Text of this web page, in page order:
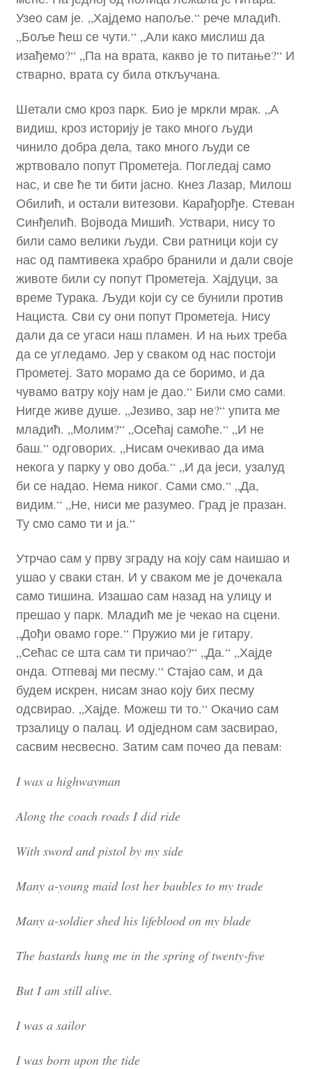
Узео сам је. „Хајдемо напоље.“ рече младић.
„Боље ћеш се чути.“ „Али како мислиш да
изађемо?“ „Па на врата, какво је то питање?“ И
стварно, врата су била откључана.
Шетали смо кроз парк. Био је мркли мрак. „А
видиш, кроз историју је тако много људи
чинило добра дела, тако много људи се
жртвовало попут Прометеја. Погледај само
нас, и све ће ти бити јасно. Кнез Лазар, Милош
Обилић, и остали витезови. Карађорђе. Стеван
Синђелић. Војвода Мишић. Уствари, нису то
били само велики људи. Сви ратници који су
нас од памтивека храбро бранили и дали своје
животе били су попут Прометеја. Хајдуци, за
време Турака. Људи који су се бунили против
Нациста. Сви су они попут Прометеја. Нису
дали да се угаси наш пламен. И на њих треба
да се угледамо. Јер у сваком од нас постоји
Прометеј. Зато морамо да се боримо, и да
чувамо ватру коју нам је дао.“ Били смо сами.
Нигде живе душе. „Језиво, зар не?“ упита ме
младић. „Молим?“ „Осећај самоће.“ „И не
баш.“ одговорих. „Нисам очекивао да има
некога у парку у ово доба.“ „И да јеси, узалуд
би се надао. Нема никог. Сами смо.“ „Да,
видим.“ „Не, ниси ме разумео. Град је празан.
Ту смо само ти и ја.“
Утрчао сам у прву зграду на коју сам наишао и
ушао у сваки стан. И у сваком ме је дочекала
само тишина. Изашао сам назад на улицу и
прешао у парк. Младић ме је чекао на сцени.
„Дођи овамо горе.“ Пружио ми је гитару.
„Сећас се шта сам ти причао?“ „Да.“ „Хајде
онда. Отпевај ми песму.“ Стајао сам, и да
будем искрен, нисам знао коју бих песму
одсвирао. „Хајде. Можеш ти то.“ Окачио сам
трзалицу о палац. И одједном сам засвирао,
сасвим несвесно. Затим сам почео да певам:
I was a highwayman
Along the coach roads I did ride
With sword and pistol by my side
Many a-young maid lost her baubles to my trade
Many a-soldier shed his lifeblood on my blade
The bastards hung me in the spring of twenty-five
But I am still alive.
I was a sailor
I was born upon the tide